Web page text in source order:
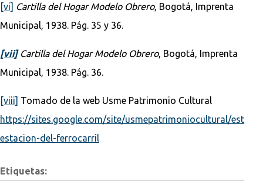
[vi] Cartilla del Hogar Modelo Obrero, Bogotá, Imprenta
Municipal, 1938. Pág. 35 y 36.
[vii] Cartilla del Hogar Modelo Obrero, Bogotá, Imprenta
Municipal, 1938. Pág. 36.
[viii] Tomado de la web Usme Patrimonio Cultural
https://sites.google.com/site/usmepatrimoniocultural/
estacion-del-ferrocarril
Etiquetas: